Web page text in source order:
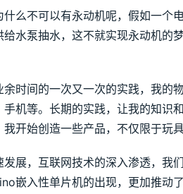
么不可以有永动机呢，假如一个
水泵抽水，这不就实现永动机的
时间的一次又一次的实践，我的
机等。长期的实践，让我的知识
开始创造一些产品，不仅限于玩
展，互联网技术的深入渗透，我
嵌入性单片机的出现，更加推动